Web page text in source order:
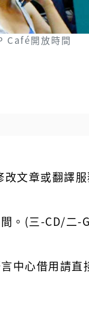
Café開放時間
文章或翻譯
。(三-CD/二-
中心借用請直